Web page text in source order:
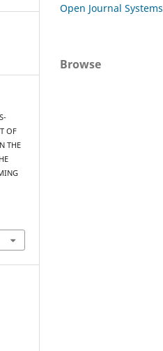
OF
THE
Open Journal Systems
Browse